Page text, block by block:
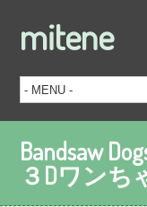
mitene
Bandsaw
３Dワンち